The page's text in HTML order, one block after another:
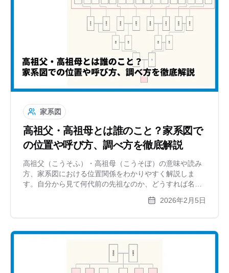
家系図
高祖父・高祖母とは誰のこと？家系図で
の位置や呼び方、調べ方を徹底解説
高祖父（こうそふ）・高祖母（こうそぼ）の意味や読み
方、家系図における位置関係をわかりやすく解説しま
す。自分から見て何代前の先祖なのか、どうすれば名前
を調べられるのか、複雑になる家系図をきれいに作成す
2026年2月5日